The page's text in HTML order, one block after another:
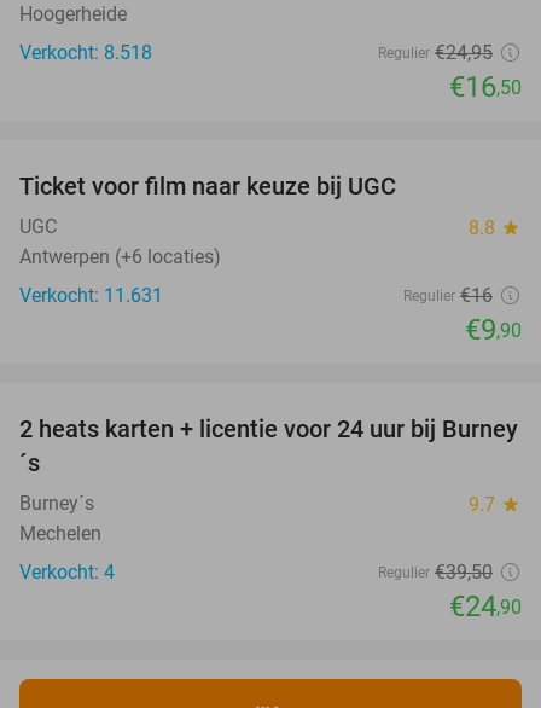
Hoogerheide
Verkocht: 8.518
Regulier €24,95
€16,50
Ticket voor film naar keuze bij UGC
UGC 8.8 star
Antwerpen (+6 locaties)
Verkocht: 11.631
Regulier €16
€9,90
37%
2 heats karten + licentie voor 24 uur bij Burney
´s
Burney´s 9.7 star
Mechelen
Verkocht: 4
Regulier €39,50
€24,90